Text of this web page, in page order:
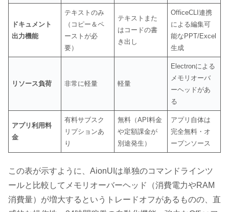
ドキュメント
出力機能
テキストのみ
（コピー＆ペ
ーストが必
要）
テキストまた
はコードの書
き出し
OfficeCLI連携
による編集可
能なPPT/Excel
生成
リソース負荷 非常に軽量 軽量
Electronによる
メモリオーバ
ーヘッドがあ
る
アプリ利用料
金
有料サブスク
リプションあ
り
無料（API料金
や定額課金が
別途発生）
アプリ自体は
完全無料・オ
ープンソース
この表が示すように、AionUIは単独のコマンドラインツ
ールと比較してメモリオーバーヘッド（消費電力やRAM
消費量）が増大するというトレードオフがあるものの、直